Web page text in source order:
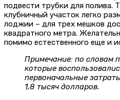
подвести трубки для полива.
клубничный участок легко
лоджии – для трех мешков
квадратного метра.
помимо естественного еще и
Примечание: по словам
которые
первоначальные
1,8 тысяч долларов.